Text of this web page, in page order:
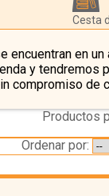
Cesta
encuentran en un
y tendremos
compromiso de
Productos
Ordenar por: